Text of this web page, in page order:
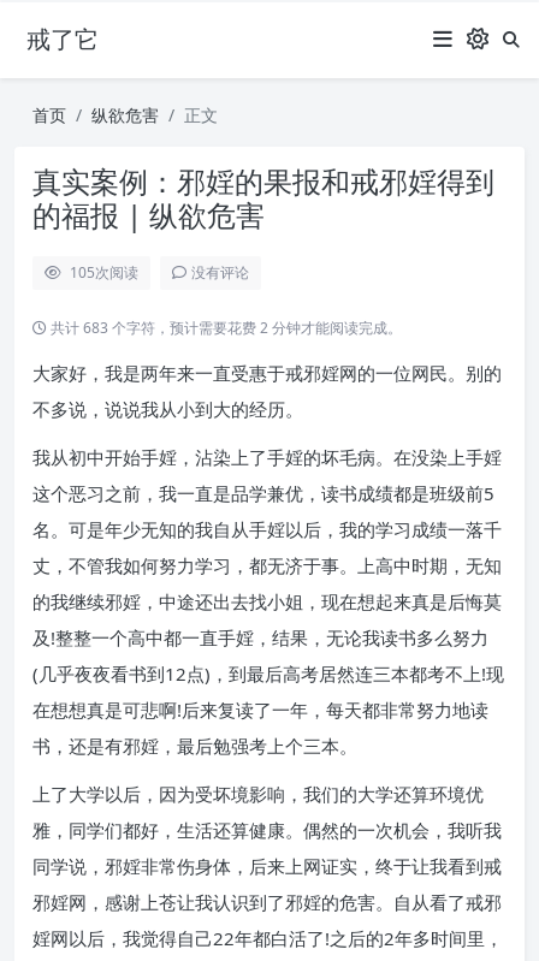
戒了它
首页 纵欲危害 正文
真实案例：邪婬的果报和戒邪婬得到
的福报 | 纵欲危害
105次阅读 没有评论
共计 683 个字符，预计需要花费 2 分钟才能阅读完成。
大家好，我是两年来一直受惠于戒邪婬网的一位网民。别的
不多说，说说我从小到大的经历。
我从初中开始手婬，沾染上了手婬的坏毛病。在没染上手婬
这个恶习之前，我一直是品学兼优，读书成绩都是班级前5
名。可是年少无知的我自从手婬以后，我的学习成绩一落千
丈，不管我如何努力学习，都无济于事。上高中时期，无知
的我继续邪婬，中途还出去找小姐，现在想起来真是后悔莫
及!整整一个高中都一直手婬，结果，无论我读书多么努力
(几乎夜夜看书到12点)，到最后高考居然连三本都考不上!现
在想想真是可悲啊!后来复读了一年，每天都非常努力地读
书，还是有邪婬，最后勉强考上个三本。
上了大学以后，因为受坏境影响，我们的大学还算环境优
雅，同学们都好，生活还算健康。偶然的一次机会，我听我
同学说，邪婬非常伤身体，后来上网证实，终于让我看到戒
邪婬网，感谢上苍让我认识到了邪婬的危害。自从看了戒邪
婬网以后，我觉得自己22年都白活了!之后的2年多时间里，